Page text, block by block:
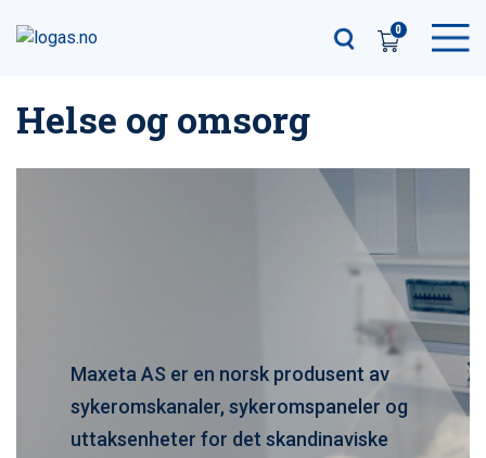
0
Helse og omsorg
Maxeta AS er en norsk produsent av
sykeromskanaler, sykeromspaneler og
uttaksenheter for det skandinaviske